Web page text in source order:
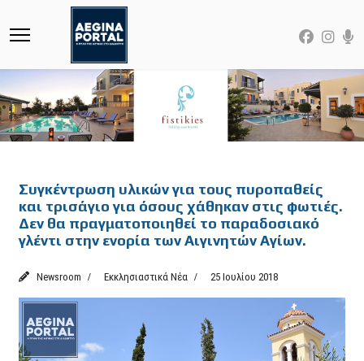
Συγκέντρωση υλικών για τους πυροπαθείς
και τρισάγιο για όσους χάθηκαν στις φωτιές.
Δεν θα πραγματοποιηθεί το παραδοσιακό
γλέντι στην ενορία των Αιγινητών Αγίων.
Newsroom Εκκλησιαστικά Νέα 25 Ιουλίου 2018